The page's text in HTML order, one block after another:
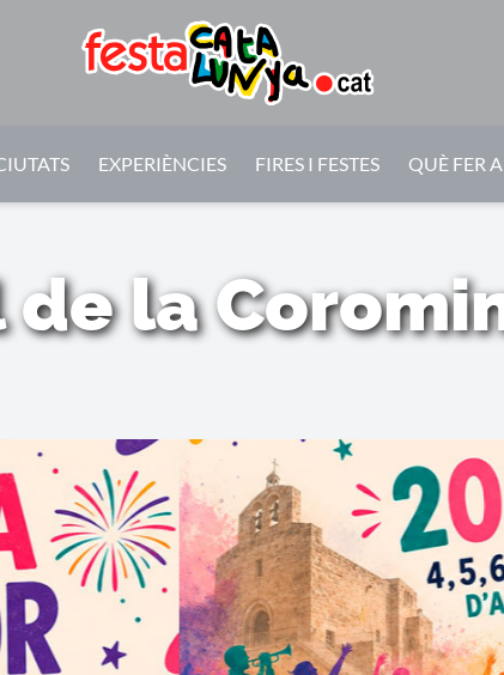
EXPERIÈNCIES FIRES I FESTES QUÈ FER
la